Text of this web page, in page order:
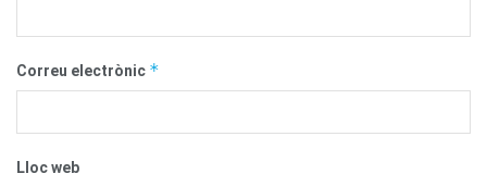
Correu electrònic *
Lloc web